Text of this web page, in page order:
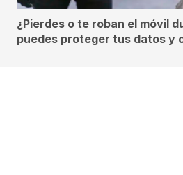
¿Pierdes o te roban el móvil
puedes proteger tus datos y